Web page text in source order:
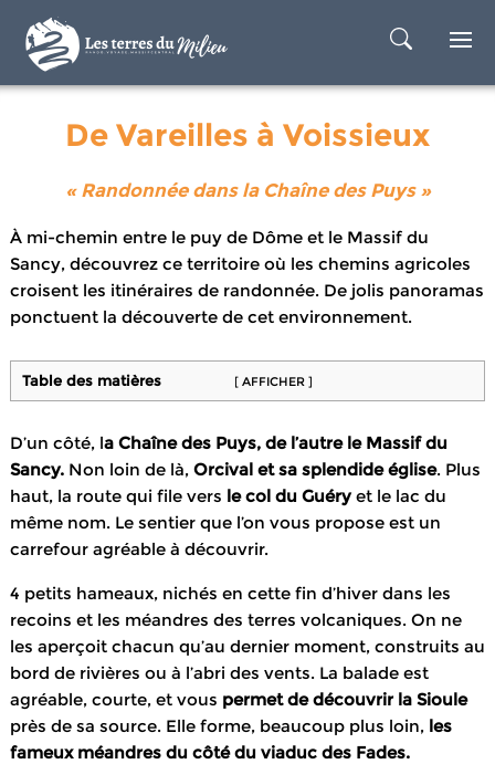
De Vareilles à Voissieux
« Randonnée dans la Chaîne des Puys »
À mi-chemin entre le puy de Dôme et le Massif du
Sancy, découvrez ce territoire où les chemins agricoles
croisent les itinéraires de randonnée. De jolis panoramas
ponctuent la découverte de cet environnement.
Table des matières [ AFFICHER ]
D’un côté, la Chaîne des Puys, de l’autre le Massif du
Sancy.Non loin de là, Orcival et sa splendide église. Plus
haut, la route qui file vers le col du Guéryet le lac du
même nom. Le sentier que l’on vous propose est un
carrefour agréable à découvrir.
4 petits hameaux, nichés en cette fin d’hiver dans les
recoins et les méandres des terres volcaniques. On ne
les aperçoit chacun qu’au dernier moment, construits au
bord de rivières ou à l’abri des vents. La balade est
agréable, courte, et vous permet de découvrir la Sioule
près de sa source. Elle forme, beaucoup plus loin, les
fameux méandres du côté du viaduc des Fades.